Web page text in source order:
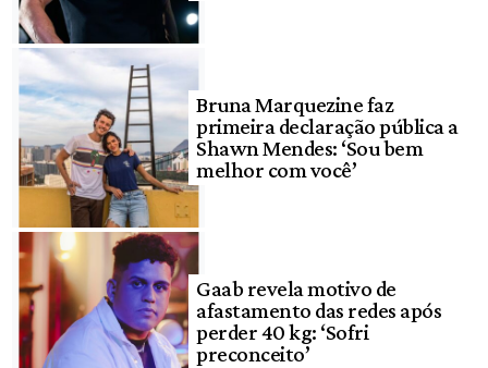
Bruna Marquezine faz
primeira declaração pública a
Shawn Mendes: ‘Sou bem
melhor com você’
Gaab revela motivo de
afastamento das redes após
perder 40 kg: ‘Sofri
preconceito’